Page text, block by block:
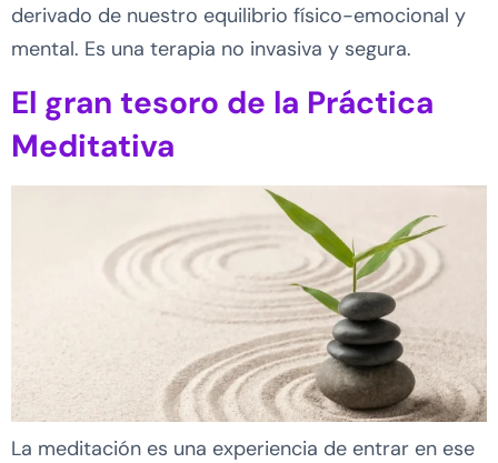
derivado de nuestro equilibrio físico-emocional y
mental. Es una terapia no invasiva y segura.
El gran tesoro de la Práctica
Meditativa
La meditación es una experiencia de entrar en ese